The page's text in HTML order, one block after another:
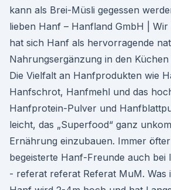
kann als Brei-Müsli gegessen
lieben Hanf – Hanfland GmbH |
hat sich Hanf als hervorragende
Nahrungsergänzung in den
Die Vielfalt an Hanfprodukten wie
Hanfschrot, Hanfmehl und das
Hanfprotein-Pulver und
leicht, das „Superfood“ ganz
Ernährung einzubauen. Immer
begeisterte Hanf-Freunde auch
- referat referat Referat MuM. Was